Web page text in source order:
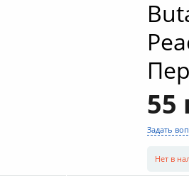
55
Задать
Нет в